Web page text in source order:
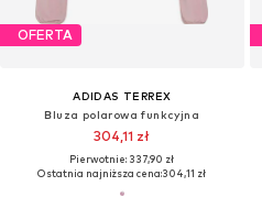
OFERTA
ADIDAS TERREX
Bluza polarowa funkcyjna
304,11 zł
Pierwotnie: 337,90 zł
Ostatnia najniższa cena:304,11 zł